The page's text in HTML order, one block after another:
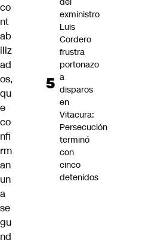
co
nt
ab
iliz
ad
os,
qu
e
co
nfi
rm
an
un
a
se
gu
nd
exministro
Luis
Cordero
frustra
portonazo
a
disparos
en
Vitacura:
Persecución
terminó
con
cinco
detenidos